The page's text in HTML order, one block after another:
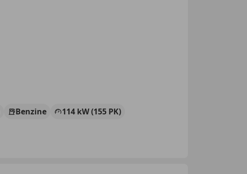
Benzine
114 kW (155 PK)